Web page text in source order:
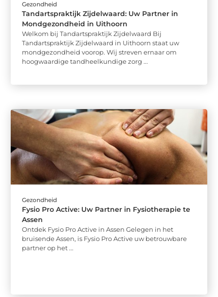
Gezondheid
Tandartspraktijk Zijdelwaard: Uw Partner in
Mondgezondheid in Uithoorn
Welkom bij Tandartspraktijk Zijdelwaard Bij
Tandartspraktijk Zijdelwaard in Uithoorn staat uw
mondgezondheid voorop. Wij streven ernaar om
hoogwaardige tandheelkundige zorg ...
Gezondheid
Fysio Pro Active: Uw Partner in Fysiotherapie te
Assen
Ontdek Fysio Pro Active in Assen Gelegen in het
bruisende Assen, is Fysio Pro Active uw betrouwbare
partner op het ...